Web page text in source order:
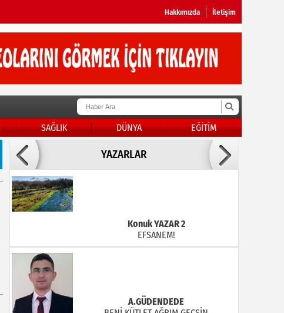
Hakkımızda İletişim
SAĞLIK DÜNYA EĞİTİM
YAZARLAR
KADER DİYEMEZSİN SEN KENDİN ETTİN
Konuk YAZAR 2
EFSANEM!
A.GÜDENDEDE